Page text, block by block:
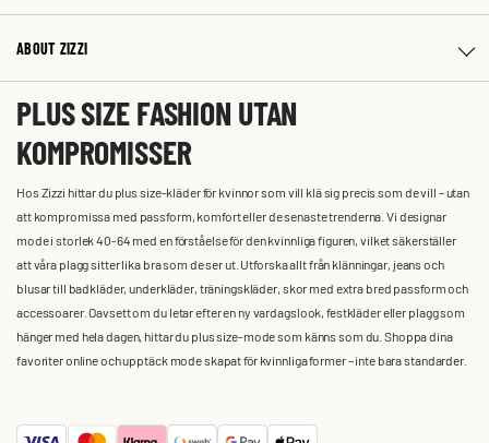
ABOUT ZIZZI
PLUS SIZE FASHION UTAN
KOMPROMISSER
Hos Zizzi hittar du plus size-kläder för kvinnor som vill klä sig precis som de vill – utan
att kompromissa med passform, komfort eller de senaste trenderna. Vi designar
mode i storlek 40-64 med en förståelse för den kvinnliga figuren, vilket säkerställer
att våra plagg sitter lika bra som de ser ut. Utforska allt från klänningar, jeans och
blusar till badkläder, underkläder, träningskläder, skor med extra bred passform och
accessoarer. Oavsett om du letar efter en ny vardagslook, festkläder eller plagg som
hänger med hela dagen, hittar du plus size-mode som känns som du. Shoppa dina
favoriter online och upptäck mode skapat för kvinnliga former – inte bara standarder.